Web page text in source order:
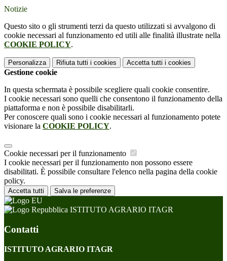
Notizie
Questo sito o gli strumenti terzi da questo utilizzati si avvalgono di
cookie necessari al funzionamento ed utili alle finalità illustrate nella
COOKIE POLICY.
Personalizza Rifiuta tutti i cookies Accetta tutti i cookies
Gestione cookie
In questa schermata è possibile scegliere quali cookie consentire.
I cookie necessari sono quelli che consentono il funzionamento della
piattaforma e non è possibile disabilitarli.
Per conoscere quali sono i cookie necessari al funzionamento potete
visionare la COOKIE POLICY.
Cookie necessari per il funzionamento
I cookie necessari per il funzionamento non possono essere
disabilitati. È possibile consultare l'elenco nella pagina della cookie
policy.
Accetta tutti Salva le preferenze
ISTITUTO AGRARIO ITAGR
Contatti
ISTITUTO AGRARIO ITAGR